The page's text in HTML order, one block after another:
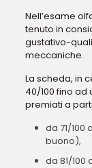
Nell’esame
tenuto in
gustativo-
meccaniche.
La scheda, in
40/100 fino ad
premiati a
da 71/100
buono),
da 81/100